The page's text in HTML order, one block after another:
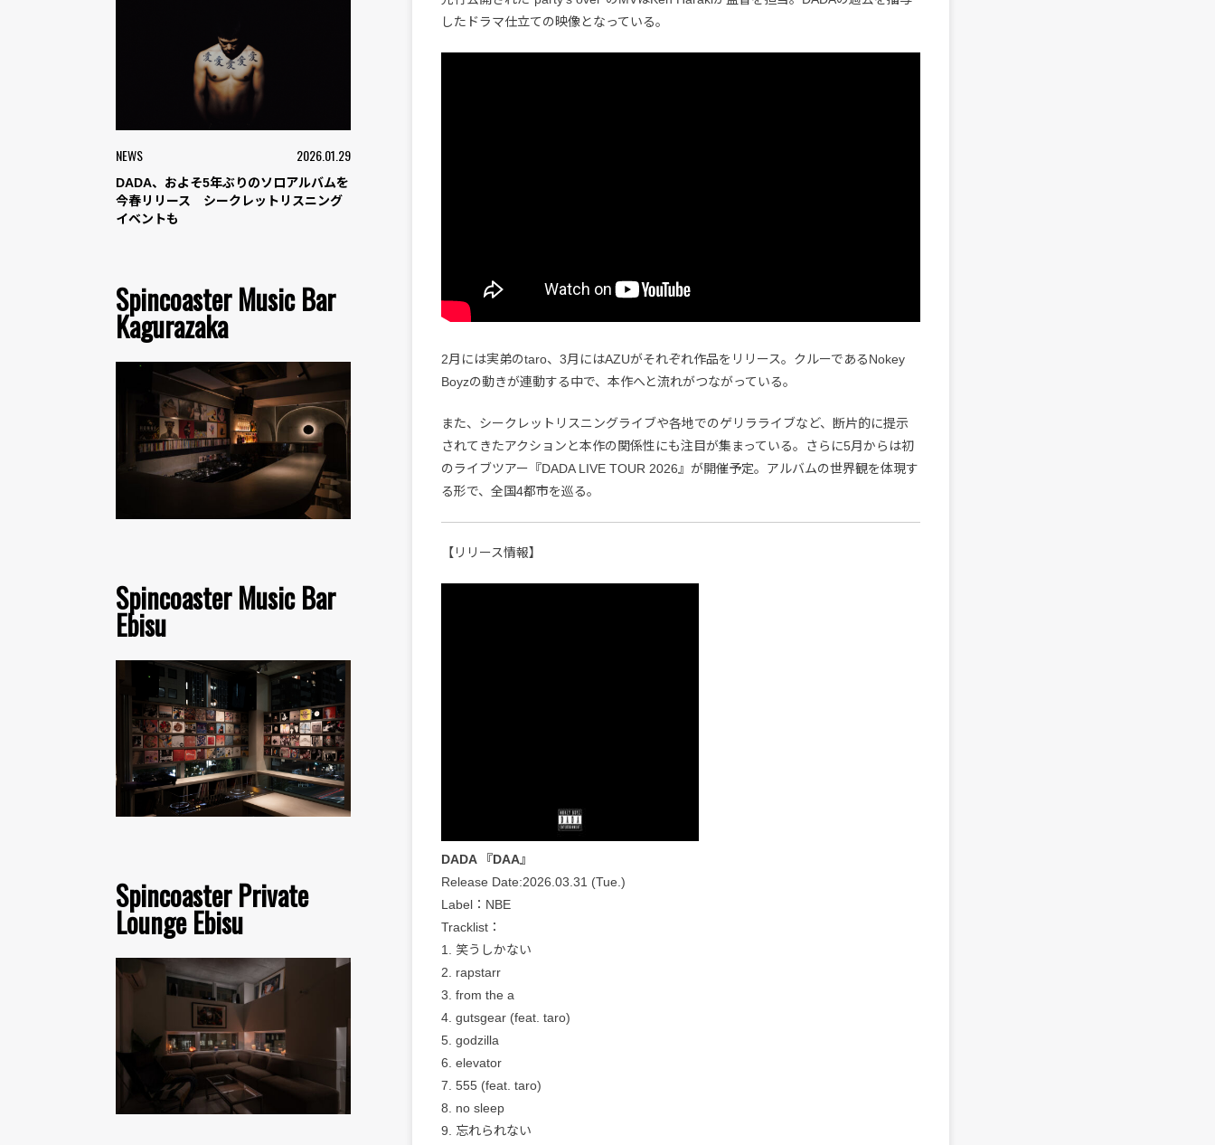
NEWS 2026.01.29
DADA、およそ5年ぶりのソロアルバムを
今春リリース シークレットリスニング
イベントも
Spincoaster Music Bar
Kagurazaka
Spincoaster Music Bar
Ebisu
Spincoaster Private
Lounge Ebisu
したドラマ仕立ての映像となっている。
2月には実弟のtaro、3月にはAZUがそれぞれ作品をリリース。クルーであるNokey
Boyzの動きが連動する中で、本作へと流れがつながっている。
また、シークレットリスニングライブや各地でのゲリラライブなど、断片的に提示
されてきたアクションと本作の関係性にも注目が集まっている。さらに5月からは初
のライブツアー『DADA LIVE TOUR 2026』が開催予定。アルバムの世界観を体現す
る形で、全国4都市を巡る。
【リリース情報】
DADA 『DAA』
Release Date:2026.03.31 (Tue.)
Label：NBE
Tracklist：
1. 笑うしかない
2. rapstarr
3. from the a
4. gutsgear (feat. taro)
5. godzilla
6. elevator
7. 555 (feat. taro)
8. no sleep
9. 忘れられない